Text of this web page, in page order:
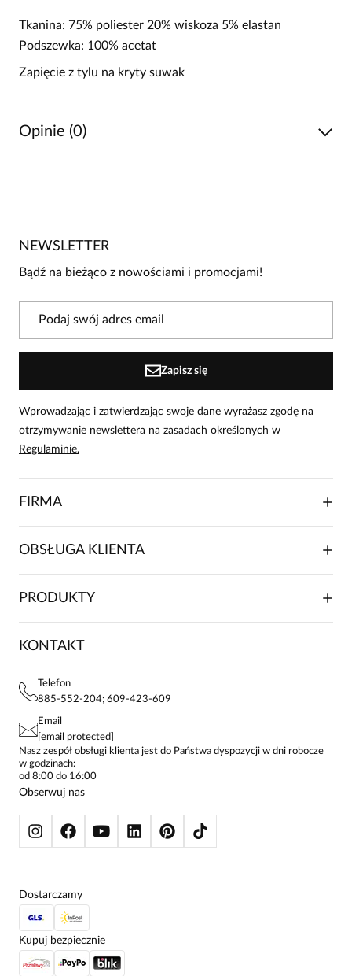
Tkanina: 75% poliester 20% wiskoza 5% elastan
Podszewka: 100% acetat
Zapięcie z tylu na kryty suwak
Opinie (0)
Bądź pierwszą osobą, która podzieli się opinią o tym
W naszej witrynie opinie mogą dodawać tylko
NEWSLETTER
Bądź na bieżąco z nowościami i promocjami!
Zapisz się
Wprowadzając i zatwierdzając swoje dane wyrażasz zgodę na
otrzymywanie newslettera na zasadach określonych w
Regulaminie.
FIRMA
FRANCZYZA
MAPA WITRYNY
KONTAKTY
OBSŁUGA KLIENTA
FAQ
POLITYKA PRYWATNOŚCI
STREFA STAŁEGO KLIENTA
PRODUKTY
KOSZULE DAMSKIE
SPODNIE DAMSKIE
ŻAKIETY I MARYNARKI
SWETRY
BLUZY
KONTAKT
Telefon
885-552-204; 609-423-609
Email
[email protected]
Nasz zespół obsługi klienta jest do Państwa dyspozycji w dni robocze
w godzinach:
od 8:00 do 16:00
Obserwuj nas
Dostarczamy
Kupuj bezpiecznie